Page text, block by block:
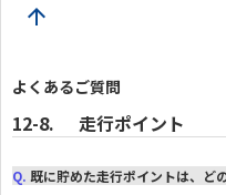
arrow_upward
よくあるご質問
走行ポイント
Q. 既に貯めた走行ポイントは、ど